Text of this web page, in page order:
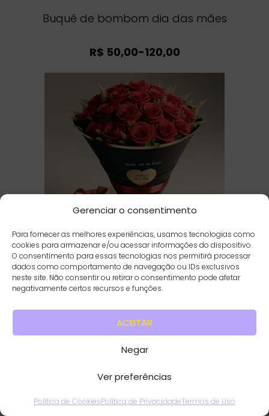
Gerenciar o consentimento
Para fornecer as melhores experiências, usamos tecnologias como
cookies para armazenar e/ou acessar informações do dispositivo.
O consentimento para essas tecnologias nos permitirá processar
dados como comportamento de navegação ou IDs exclusivos
neste site. Não consentir ou retirar o consentimento pode afetar
negativamente certos recursos e funções.
ACEITAR
Negar
Ver preferências
Política de CookiesPolítica de PrivacidadeTermos de Uso
Buquê de bombom dia das mães
R$ 50,00-120,00
Buquê de rosas e ferrero rocher dia das
mães
R$ 100,00-200,00